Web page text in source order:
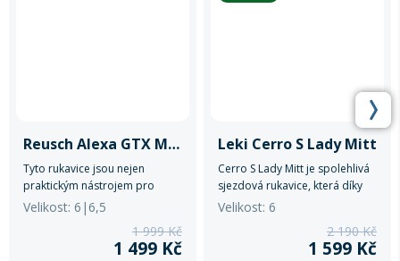
Reusch Alexa GTX Mitten
Tyto rukavice jsou nejen
praktickým nástrojem pro
zimní radovánky, ale také
módním doplňkem pro ženu,
která očekává špičkový design
Velikost: 6|6,5
1 999 Kč
1 499 Kč
Leki Cerro S Lady Mitt
Cerro S Lady Mitt je spolehlivá
sjezdová rukavice, která díky
izolaci Dexfill a membráně
celý den v teple a suchu.
Velikost: 6
2 190 Kč
1 599 Kč